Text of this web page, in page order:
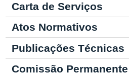
Carta de Serviços
Atos Normativos
Publicações Técnicas
Comissão